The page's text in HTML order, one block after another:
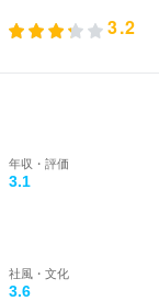
3.2
年収・評価
3.1
社風・文化
3.6